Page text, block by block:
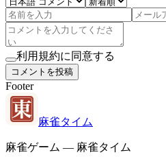
利用規約に同意する
コメントを投稿
Footer
麻雀タイム
麻雀ゲーム — 麻雀タイム